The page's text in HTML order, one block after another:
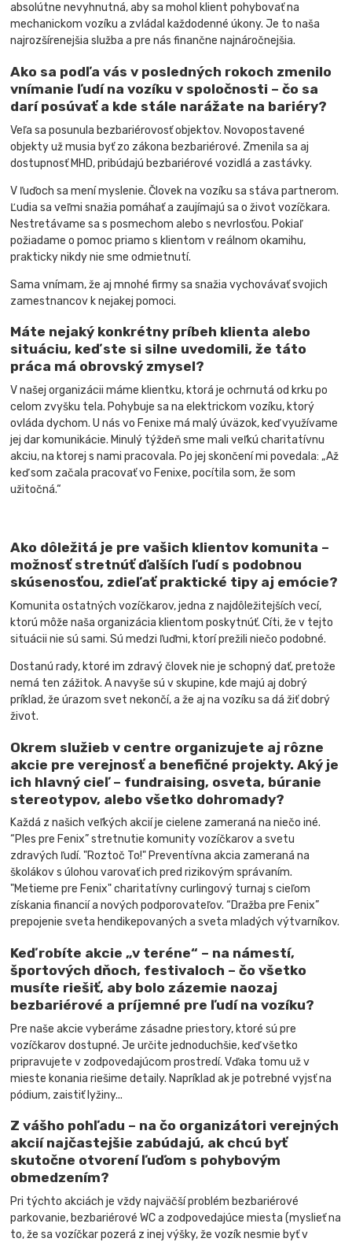
absolútne nevyhnutná, aby sa mohol klient pohybovať na
mechanickom vozíku a zvládal každodenné úkony. Je to naša
najrozšírenejšia služba a pre nás finančne najnáročnejšia.
Ako sa podľa vás v posledných rokoch zmenilo
vnímanie ľudí na vozíku v spoločnosti – čo sa
darí posúvať a kde stále narážate na bariéry?
Veľa sa posunula bezbariérovosť objektov. Novopostavené
objekty už musia byť zo zákona bezbariérové. Zmenila sa aj
dostupnosť MHD, pribúdajú bezbariérové ​​vozidlá a zastávky.
V ľuďoch sa mení myslenie. Človek na vozíku sa stáva partnerom.
Ľudia sa veľmi snažia pomáhať a zaujímajú sa o život vozíčkara.
Nestretávame sa s posmechom alebo s nevrlosťou. Pokiaľ
požiadame o pomoc priamo s klientom v reálnom okamihu,
prakticky nikdy nie sme odmietnutí.
Sama vnímam, že aj mnohé firmy sa snažia vychovávať svojich
zamestnancov k nejakej pomoci.
Máte nejaký konkrétny príbeh klienta alebo
situáciu, keď ste si silne uvedomili, že táto
práca má obrovský zmysel?
V našej organizácii máme klientku, ktorá je ochrnutá od krku po
celom zvyšku tela. Pohybuje sa na elektrickom vozíku, ktorý
ovláda dychom. U nás vo Fenixe má malý úväzok, keď využívame
jej dar komunikácie. Minulý týždeň sme mali veľkú charitatívnu
akciu, na ktorej s nami pracovala. Po jej skončení mi povedala: „Až
keď som začala pracovať vo Fenixe, pocítila som, že som
užitočná.“
Ako dôležitá je pre vašich klientov komunita –
možnosť stretnúť ďalších ľudí s podobnou
skúsenosťou, zdieľať praktické tipy aj emócie?
Komunita ostatných vozíčkarov, jedna z najdôležitejších vecí,
ktorú môže naša organizácia klientom poskytnúť. Cíti, že v tejto
situácii nie sú sami. Sú medzi ľuďmi, ktorí prežili niečo podobné.
Dostanú rady, ktoré im zdravý človek nie je schopný dať, pretože
nemá ten zážitok. A navyše sú v skupine, kde majú aj dobrý
príklad, že úrazom svet nekončí, a že aj na vozíku sa dá žiť dobrý
život.
Okrem služieb v centre organizujete aj rôzne
akcie pre verejnosť a benefičné projekty. Aký je
ich hlavný cieľ – fundraising, osveta, búranie
stereotypov, alebo všetko dohromady?
Každá z našich veľkých akcií je cielene zameraná na niečo iné.
“Ples pre Fenix” stretnutie komunity vozíčkarov a svetu
zdravých ľudí. "Roztoč To!" Preventívna akcia zameraná na
školákov s úlohou varovať ich pred rizikovým správaním.
"Metieme pre Fenix" charitatívny curlingový turnaj s cieľom
získania financií a nových podporovateľov. “Dražba pre Fenix”
prepojenie sveta hendikepovaných a sveta mladých výtvarníkov.
Keď robíte akcie „v teréne“ – na námestí,
športových dňoch, festivaloch – čo všetko
musíte riešiť, aby bolo zázemie naozaj
bezbariérové ​​a príjemné pre ľudí na vozíku?
Pre naše akcie vyberáme zásadne priestory, ktoré sú pre
vozíčkarov dostupné. Je určite jednoduchšie, keď všetko
pripravujete v zodpovedajúcom prostredí. Vďaka tomu už v
mieste konania riešime detaily. Napríklad ak je potrebné vyjsť na
pódium, zaistiť lyžiny...
Z vášho pohľadu – na čo organizátori verejných
akcií najčastejšie zabúdajú, ak chcú byť
skutočne otvorení ľuďom s pohybovým
obmedzením?
Pri týchto akciách je vždy najväčší problém bezbariérové ​​
parkovanie, bezbariérové ​​WC a zodpovedajúce miesta (myslieť na
to, že sa vozíčkar pozerá z inej výšky, že vozík nesmie byť v